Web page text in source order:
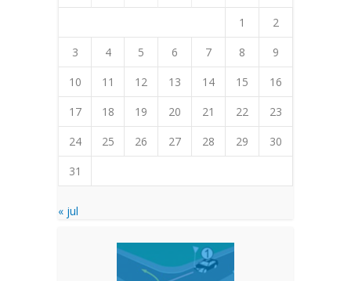
1
2
3
4 5 6 7 8
9
10
11 12 13 14 15
16
17
18 19 20 21 22
23
24
25 26 27 28 29
30
31
« jul